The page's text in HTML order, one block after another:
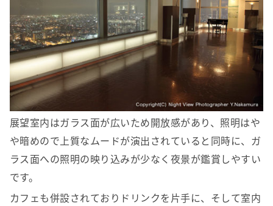
展望室内はガラス面が広いため開放感があり、照明はや
や暗めので上質なムードが演出されていると同時に、ガ
ラス面への照明の映り込みが少なく夜景が鑑賞しやすい
です。
カフェも併設されておりドリンクを片手に、そして室内